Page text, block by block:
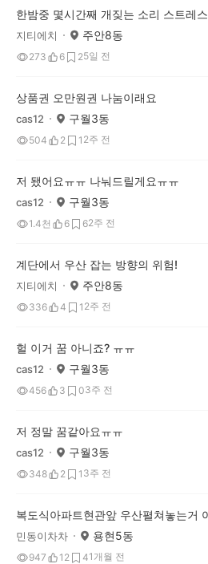
한밤중 몇시간째 개짖는 소리 스트레스
지티에치 주안8동
273 6 25일 전
상품권 오만원권 나눔이래요
cas12 구월3동
504 2 1 2주 전
저 됐어요ㅠㅠ 나눠드릴게요ㅠㅠ
cas12 구월3동
1.4천 6 62주 전
계단에서 우산 잡는 방향의 위험!
지티에치 주안8동
336 4 1 2주 전
헐 이거 꿈 아니죠? ㅠㅠ
cas12 구월3동
456 3 03주 전
저 정말 꿈같아요ㅠㅠ
cas12 구월3동
348 2 1 3주 전
민동이차차 용현5동
947 12 41개월 전